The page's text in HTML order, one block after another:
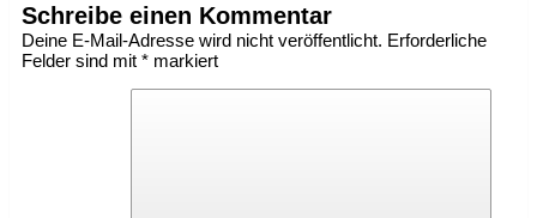
Schreibe einen Kommentar
Deine E-Mail-Adresse wird nicht veröffentlicht. Erforderliche
Felder sind mit * markiert